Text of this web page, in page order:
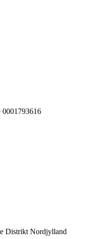
0001793616
Distrikt Nordjylland